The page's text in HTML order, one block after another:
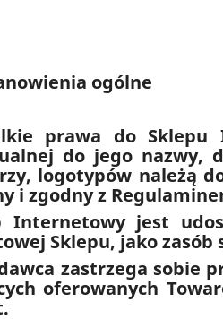
ogólne
prawa do
do jego nazwy,
logotypów należą
i zgodny z
Internetowy jest
Sklepu, jako
zastrzega sobie
oferowanych